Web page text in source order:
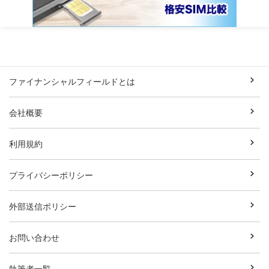
ファイナンシャルフィールドとは
会社概要
利用規約
プライバシーポリシー
外部送信ポリシー
お問い合わせ